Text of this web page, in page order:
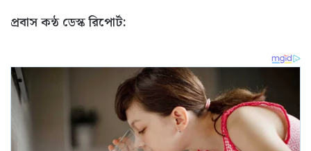
প্রবাস কন্ঠ ডেস্ক রিপোর্ট: